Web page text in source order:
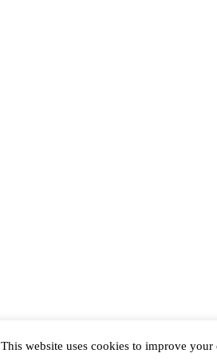
This website uses cookies to improve